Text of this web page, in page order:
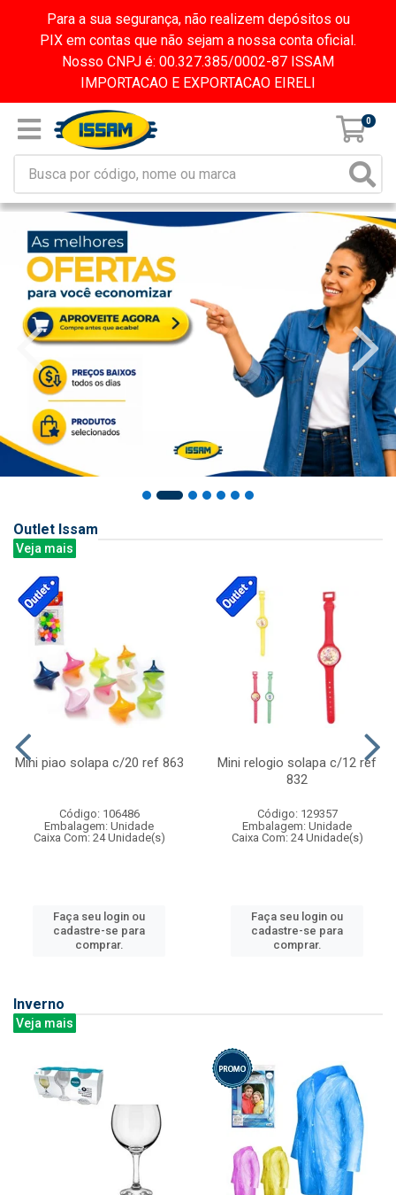
Para a sua segurança, não realizem depósitos ou
PIX em contas que não sejam a nossa conta oficial.
Nosso CNPJ é: 00.327.385/0002-87 ISSAM
IMPORTACAO E EXPORTACAO EIRELI
0
Outlet Issam
Veja mais
Mini piao solapa c/20 ref 863
Código: 106486
Embalagem: Unidade
Caixa Com: 24 Unidade(s)
Faça seu login ou
cadastre-se para
comprar.
Mini relogio solapa c/12 ref
832
Código: 129357
Embalagem: Unidade
Caixa Com: 24 Unidade(s)
Faça seu login ou
cadastre-se para
comprar.
Inverno
Veja mais